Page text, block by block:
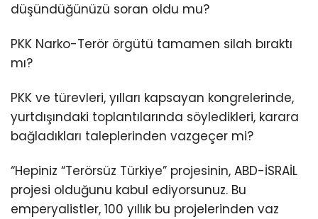
düşündüğünüzü soran oldu mu?
PKK Narko-Terör örgütü tamamen silah bıraktı
mı?
PKK ve türevleri, yılları kapsayan kongrelerinde,
yurtdışındaki toplantılarında söyledikleri, karara
bağladıkları taleplerinden vazgeçer mi?
“Hepiniz “Terörsüz Türkiye” projesinin, ABD-İSRAİL
projesi olduğunu kabul ediyorsunuz. Bu
emperyalistler, 100 yıllık bu projelerinden vaz